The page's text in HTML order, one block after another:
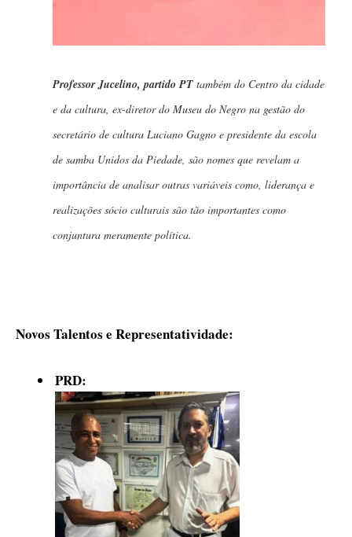
Professor Jucelino,partido PT também do Centro da cidade
e da cultura, ex-diretor do Museu do Negro na gestão do
secretário de cultura Luciano Gagno e presidente da escola
de samba Unidos da Piedade, são nomes que revelam a
importância de analisar outras variáveis como, liderança e
realizações sócio culturais são tão importantes como
conjuntura meramente política.
Novos Talentos e Representatividade:
PRD: